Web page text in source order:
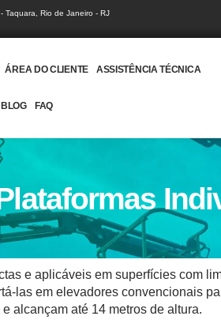
Taquara, Rio de Janeiro - RJ
ÁREA DO CLIENTE ASSISTÊNCIA TÉCNICA
BLOG FAQ
e aplicáveis em superfícies com
las em elevadores convencionais
alcançam até 14 metros de altura.